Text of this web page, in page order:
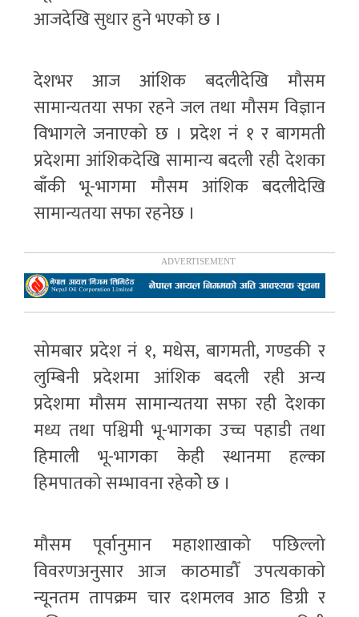
आजदेखि सुधार हुने भएको छ ।
देशभर आज आंशिक बदलीदेखि मौसम
सामान्यतया सफा रहने जल तथा मौसम विज्ञान
विभागले जनाएको छ । प्रदेश नं १ र बागमती
प्रदेशमा आंशिकदेखि सामान्य बदली रही देशका
बाँकी भू-भागमा मौसम आंशिक बदलीदेखि
सामान्यतया सफा रहनेछ ।
सोमबार प्रदेश नं १, मधेस, बागमती, गण्डकी र
लुम्बिनी प्रदेशमा आंशिक बदली रही अन्य
प्रदेशमा मौसम सामान्यतया सफा रही देशका
मध्य तथा पश्चिमी भू-भागका उच्च पहाडी तथा
हिमाली भू-भागका केही स्थानमा हल्का
हिमपातको सम्भावना रहेकोे छ ।
मौसम पूर्वानुमान महाशाखाको पछिल्लो
विवरणअनुसार आज काठमाडौँ उपत्यकाको
न्यूनतम तापक्रम चार दशमलव आठ डिग्री र